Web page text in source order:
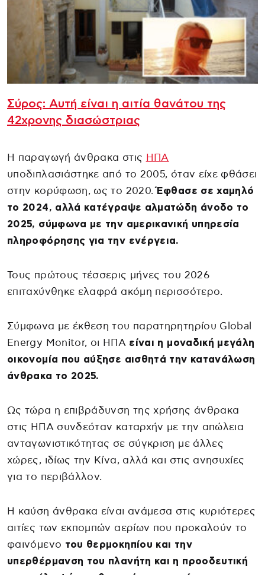
Σύρος: Αυτή είναι η αιτία θανάτου της
42χρονης διασώστριας
Η παραγωγή άνθρακα στις ΗΠΑ
υποδιπλασιάστηκε από το 2005, όταν είχε φθάσει
στην κορύφωση, ως το 2020.Έφθασε σε χαμηλό
το 2024, αλλά κατέγραψε αλματώδη άνοδο το
2025, σύμφωνα με την αμερικανική υπηρεσία
πληροφόρησης για την ενέργεια.
Τους πρώτους τέσσερις μήνες του 2026
επιταχύνθηκε ελαφρά ακόμη περισσότερο.
Σύμφωνα με έκθεση του παρατηρητηρίου Global
Energy Monitor, οι ΗΠΑ είναι η μοναδική μεγάλη
οικονομία που αύξησε αισθητά την κατανάλωση
άνθρακα το 2025.
Ως τώρα η επιβράδυνση της χρήσης άνθρακα
στις ΗΠΑ συνδεόταν καταρχήν με την απώλεια
ανταγωνιστικότητας σε σύγκριση με άλλες
χώρες, ιδίως την Κίνα, αλλά και στις ανησυχίες
για το περιβάλλον.
Η καύση άνθρακα είναι ανάμεσα στις κυριότερες
αιτίες των εκπομπών αερίων που προκαλούν το
φαινόμενο του θερμοκηπίου και την
υπερθέρμανση του πλανήτη και η προοδευτική